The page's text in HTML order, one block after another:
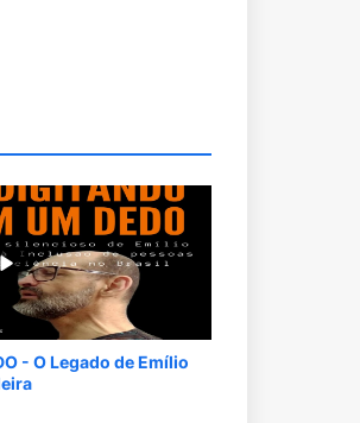
- O Legado de Emílio